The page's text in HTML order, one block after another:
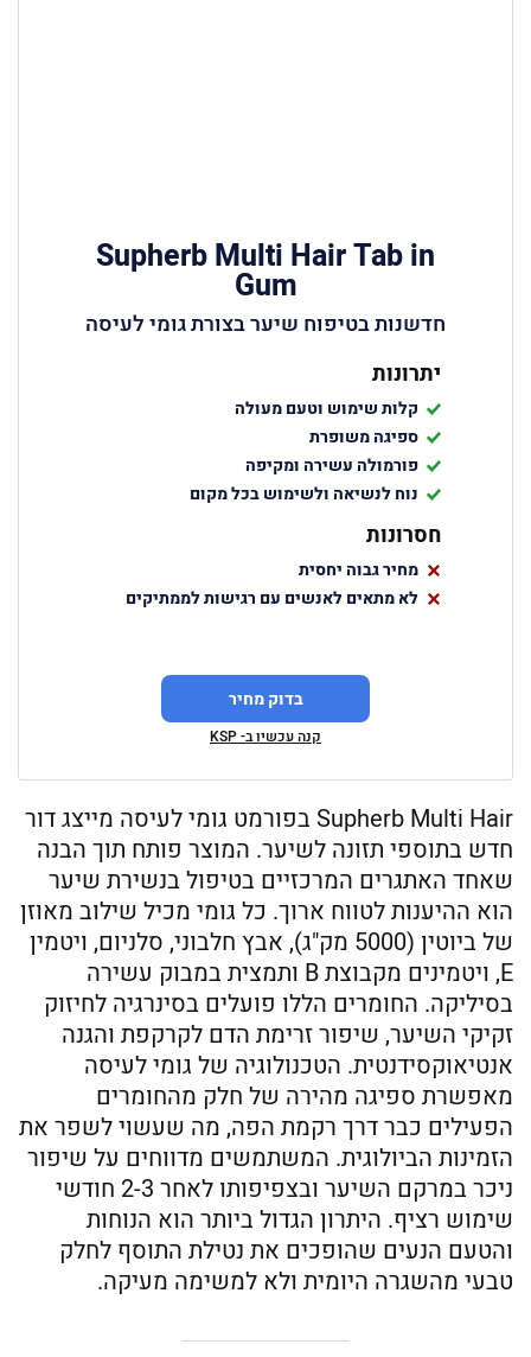
Supherb Multi Hair Tab in
Gum
חדשנות בטיפוח שיער בצורת גומי לעיסה
יתרונות
קלות שימוש וטעם מעולה
ספיגה משופרת
פורמולה עשירה ומקיפה
נוח לנשיאה ולשימוש בכל מקום
חסרונות
מחיר גבוה יחסית
לא מתאים לאנשים עם רגישות לממתיקים
בדוק מחיר
קנה עכשיו ב- KSP
Supherb Multi Hair בפורמט גומי לעיסה מייצג דור
חדש בתוספי תזונה לשיער. המוצר פותח תוך הבנה
שאחד האתגרים המרכזיים בטיפול בנשירת שיער
הוא ההיענות לטווח ארוך. כל גומי מכיל שילוב מאוזן
של ביוטין (5000 מק"ג), אבץ חלבוני, סלניום, ויטמין
E, ויטמינים מקבוצת B ותמצית במבוק עשירה
בסיליקה. החומרים הללו פועלים בסינרגיה לחיזוק
זקיקי השיער, שיפור זרימת הדם לקרקפת והגנה
אנטיאוקסידנטית. הטכנולוגיה של גומי לעיסה
מאפשרת ספיגה מהירה של חלק מהחומרים
הפעילים כבר דרך רקמת הפה, מה שעשוי לשפר את
הזמינות הביולוגית. המשתמשים מדווחים על שיפור
ניכר במרקם השיער ובצפיפותו לאחר 2-3 חודשי
שימוש רציף. היתרון הגדול ביותר הוא הנוחות
והטעם הנעים שהופכים את נטילת התוסף לחלק
טבעי מהשגרה היומית ולא למשימה מעיקה.